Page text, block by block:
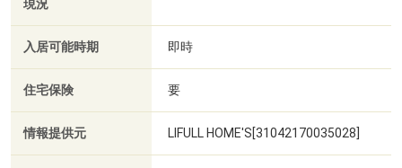
現況
入居可能時期 即時
住宅保険 要
情報提供元 LIFULL HOME'S[31042170035028]